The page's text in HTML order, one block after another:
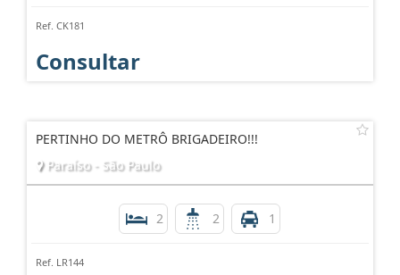
Ref. CK181
Consultar
PERTINHO DO METRÔ BRIGADEIRO!!!
Paraíso - São Paulo
2 2 1
Ref. LR144